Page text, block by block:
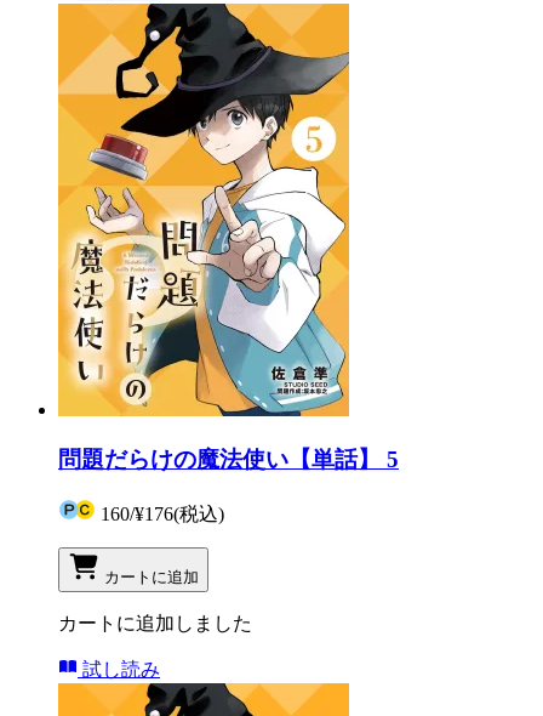
問題だらけの魔法使い【単話】 5
160/¥176(税込)
カートに追加
カートに追加しました
試し読み